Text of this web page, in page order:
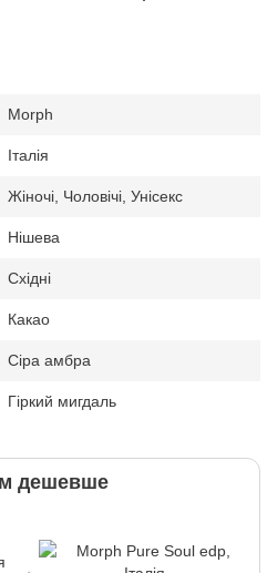
Morph
Італія
Жіночі, Чоловічі, Унісекс
Нішева
Східні
Какао
Сіра амбра
Гіркий мигдаль
дешевше